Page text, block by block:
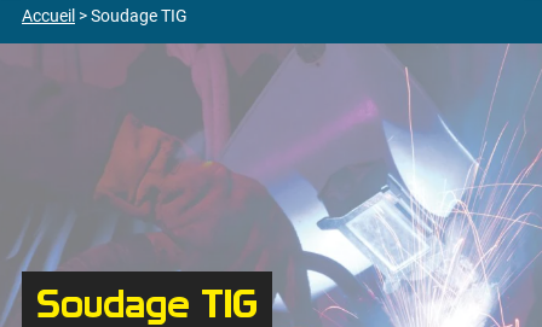
Accueil >Soudage TIG
Soudage TIG